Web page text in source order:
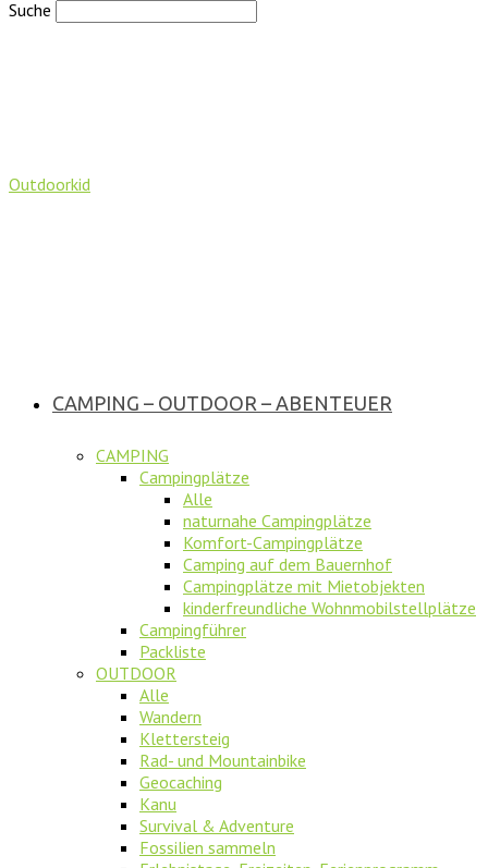
Suche
Outdoorkid
CAMPING – OUTDOOR – ABENTEUER
CAMPING
Campingplätze
Alle
naturnahe Campingplätze
Komfort-Campingplätze
Camping auf dem Bauernhof
Campingplätze mit Mietobjekten
kinderfreundliche Wohnmobilstellplätze
Campingführer
Packliste
OUTDOOR
Alle
Wandern
Klettersteig
Rad- und Mountainbike
Geocaching
Kanu
Survival & Adventure
Fossilien sammeln